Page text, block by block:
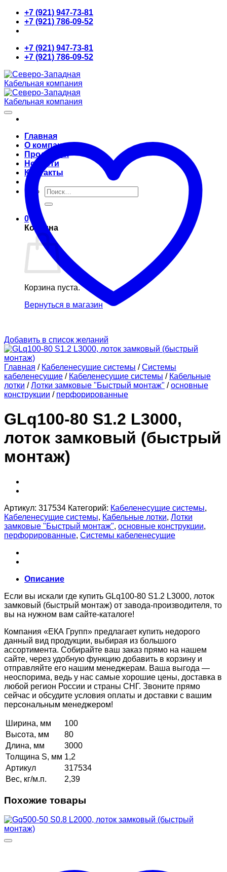
Skip
content
+7 (921) 947-73-81
+7 (921) 786-09-52
+7 (921) 947-73-81
+7 (921) 786-09-52
Главная
О компании
Продукция
Новости
Контакты
Искать:
0
Корзина
Корзина пуста.
Вернуться в магазин
Добавить в список желаний
Главная / Кабеленесущие системы / Системы
кабеленесущие / Кабеленесущие системы / Кабельные
лотки / Лотки замковые "Быстрый монтаж" / основные
конструкции / перфорированные
GLq100-80 S1.2 L3000,
лоток замковый (быстрый
монтаж)
Артикул: 317534 Категорий: Кабеленесущие системы,
Кабеленесущие системы, Кабельные лотки, Лотки
замковые "Быстрый монтаж", основные конструкции,
перфорированные, Системы кабеленесущие
Описание
Если вы искали где купить GLq100-80 S1.2 L3000, лоток
замковый (быстрый монтаж) от завода-производителя, то
вы на нужном вам сайте-каталоге!
Компания «ЕКА Групп» предлагает купить недорого
данный вид продукции, выбирая из большого
ассортимента. Собирайте ваш заказ прямо на нашем
сайте, через удобную функцию добавить в корзину и
отправляйте его нашим менеджерам. Ваша выгода —
неоспорима, ведь у нас самые хорошие цены, доставка в
любой регион России и страны СНГ. Звоните прямо
сейчас и обсудите условия оплаты и доставки с вашим
персональным менеджером!
Ширина, мм
100
Высота, мм
80
Длина, мм
3000
Толщина S, мм 1,2
Артикул
317534
Вес, кг/м.п.
2,39
Похожие товары